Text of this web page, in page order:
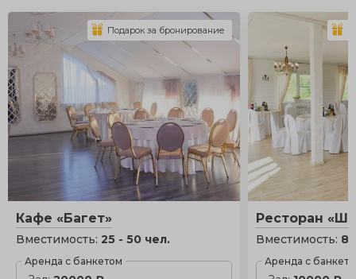
Кафе «Багет»
Вместимость: 25 - 50 чел.
Аренда с банкетом
Подарок за бронирование
Ресторан
Вместимость:
Аренда с